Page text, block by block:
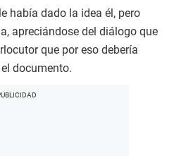
había dado la idea él, pero
apreciándose del diálogo que
que por eso debería
el documento.